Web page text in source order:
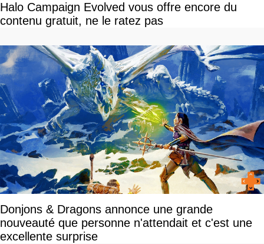
Halo Campaign Evolved vous offre encore du
contenu gratuit, ne le ratez pas
Donjons & Dragons annonce une grande
nouveauté que personne n'attendait et c'est une
excellente surprise